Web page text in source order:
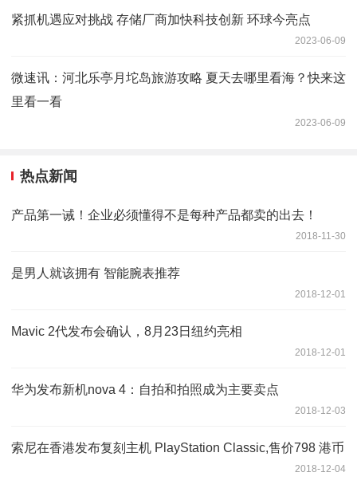
紧抓机遇应对挑战 存储厂商加快科技创新 环球今亮点
2023-06-09
微速讯：河北乐亭月坨岛旅游攻略 夏天去哪里看海？快来这
里看一看
2023-06-09
热点新闻
产品第一诫！企业必须懂得不是每种产品都卖的出去！
2018-11-30
是男人就该拥有 智能腕表推荐
2018-12-01
Mavic 2代发布会确认，8月23日纽约亮相
2018-12-01
华为发布新机nova 4：自拍和拍照成为主要卖点
2018-12-03
索尼在香港发布复刻主机 PlayStation Classic,售价798 港币
2018-12-04